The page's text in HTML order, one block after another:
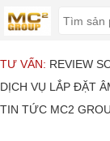
TƯ VẤN: REVIEW
DỊCH VỤ LẮP ĐẶT
TIN TỨC MC2